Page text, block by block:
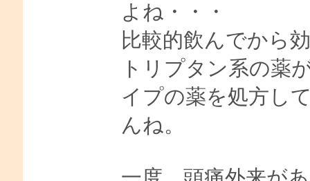
よね・・・
比較的飲んでから
トリプタン系の薬
イプの薬を処方し
んね。